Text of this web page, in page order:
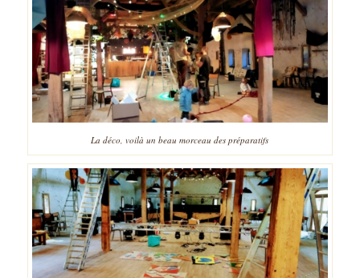
La déco, voilà un beau morceau des préparatifs